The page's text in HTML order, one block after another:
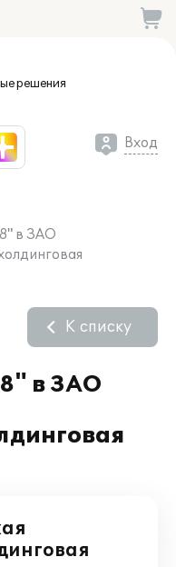
решения
Вход
в ЗАО
в ЗАО
К списку